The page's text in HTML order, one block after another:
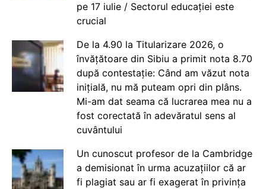
pe 17 iulie / Sectorul educației este
crucial
De la 4.90 la Titularizare 2026, o
învățătoare din Sibiu a primit nota 8.70
după contestație: Când am văzut nota
inițială, nu mă puteam opri din plâns.
Mi-am dat seama că lucrarea mea nu a
fost corectată în adevăratul sens al
cuvântului
Un cunoscut profesor de la Cambridge
a demisionat în urma acuzațiilor că ar
fi plagiat sau ar fi exagerat în privința